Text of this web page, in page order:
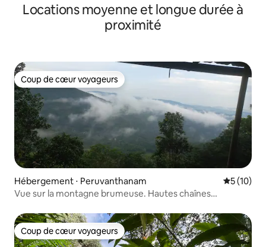
Locations moyenne et longue durée à
proximité
Coup de cœur voyageurs
Coup de cœur voyageurs
Hébergement ⋅ Peruvanthanam
5 (10)
Vue sur la montagne brumeuse. Hautes chaînes
Coup de cœur voyageurs
Coup de cœur voyageurs